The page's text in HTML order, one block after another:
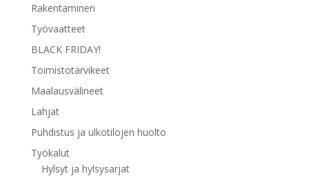
Rakentaminen
Työvaatteet
BLACK FRIDAY!
Toimistotarvikeet
Maalausvälineet
Lahjat
Puhdistus ja ulkotilojen huolto
Työkalut
Hylsyt ja hylsysarjat